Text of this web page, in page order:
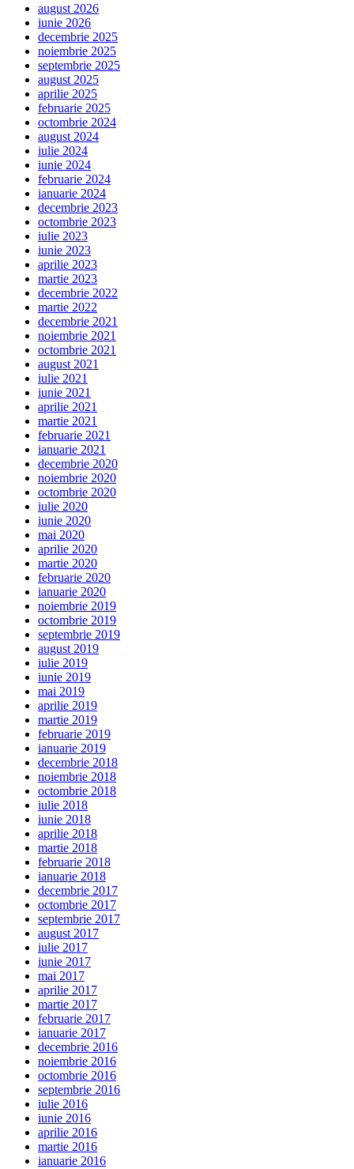
august 2026
iunie 2026
decembrie 2025
noiembrie 2025
septembrie 2025
august 2025
aprilie 2025
februarie 2025
octombrie 2024
august 2024
iulie 2024
iunie 2024
februarie 2024
ianuarie 2024
decembrie 2023
octombrie 2023
iulie 2023
iunie 2023
aprilie 2023
martie 2023
decembrie 2022
martie 2022
decembrie 2021
noiembrie 2021
octombrie 2021
august 2021
iulie 2021
iunie 2021
aprilie 2021
martie 2021
februarie 2021
ianuarie 2021
decembrie 2020
noiembrie 2020
octombrie 2020
iulie 2020
iunie 2020
mai 2020
aprilie 2020
martie 2020
februarie 2020
ianuarie 2020
noiembrie 2019
octombrie 2019
septembrie 2019
august 2019
iulie 2019
iunie 2019
mai 2019
aprilie 2019
martie 2019
februarie 2019
ianuarie 2019
decembrie 2018
noiembrie 2018
octombrie 2018
iulie 2018
iunie 2018
aprilie 2018
martie 2018
februarie 2018
ianuarie 2018
decembrie 2017
octombrie 2017
septembrie 2017
august 2017
iulie 2017
iunie 2017
mai 2017
aprilie 2017
martie 2017
februarie 2017
ianuarie 2017
decembrie 2016
noiembrie 2016
octombrie 2016
septembrie 2016
iulie 2016
iunie 2016
aprilie 2016
martie 2016
ianuarie 2016